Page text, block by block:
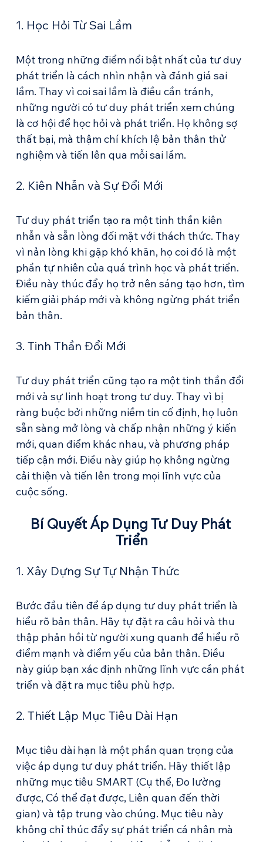
1. Học Hỏi Từ Sai Lầm
Một trong những điểm nổi bật nhất của tư duy
phát triển là cách nhìn nhận và đánh giá sai
lầm. Thay vì coi sai lầm là điều cần tránh,
những người có tư duy phát triển xem chúng
là cơ hội để học hỏi và phát triển. Họ không sợ
thất bại, mà thậm chí khích lệ bản thân thử
nghiệm và tiến lên qua mỗi sai lầm.
2. Kiên Nhẫn và Sự Đổi Mới
Tư duy phát triển tạo ra một tinh thần kiên
nhẫn và sẵn lòng đối mặt với thách thức. Thay
vì nản lòng khi gặp khó khăn, họ coi đó là một
phần tự nhiên của quá trình học và phát triển.
Điều này thúc đẩy họ trở nên sáng tạo hơn, tìm
kiếm giải pháp mới và không ngừng phát triển
bản thân.
3. Tinh Thần Đổi Mới
Tư duy phát triển cũng tạo ra một tinh thần đổi
mới và sự linh hoạt trong tư duy. Thay vì bị
ràng buộc bởi những niềm tin cố định, họ luôn
sẵn sàng mở lòng và chấp nhận những ý kiến
mới, quan điểm khác nhau, và phương pháp
tiếp cận mới. Điều này giúp họ không ngừng
cải thiện và tiến lên trong mọi lĩnh vực của
cuộc sống.
Bí Quyết Áp Dụng Tư Duy Phát
Triển
1. Xây Dựng Sự Tự Nhận Thức
Bước đầu tiên để áp dụng tư duy phát triển là
hiểu rõ bản thân. Hãy tự đặt ra câu hỏi và thu
thập phản hồi từ người xung quanh để hiểu rõ
điểm mạnh và điểm yếu của bản thân. Điều
này giúp bạn xác định những lĩnh vực cần phát
triển và đặt ra mục tiêu phù hợp.
2. Thiết Lập Mục Tiêu Dài Hạn
Mục tiêu dài hạn là một phần quan trọng của
việc áp dụng tư duy phát triển. Hãy thiết lập
những mục tiêu SMART (Cụ thể, Đo lường
được, Có thể đạt được, Liên quan đến thời
gian) và tập trung vào chúng. Mục tiêu này
không chỉ thúc đẩy sự phát triển cá nhân mà